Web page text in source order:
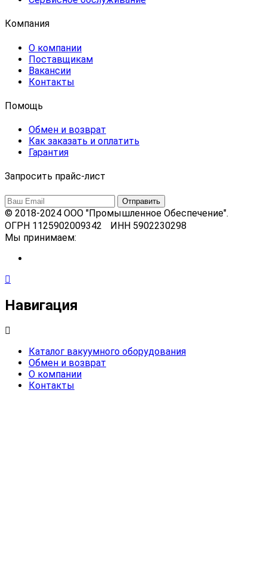
Компания
О компании
Поставщикам
Вакансии
Контакты
Помощь
Обмен и возврат
Как заказать и оплатить
Гарантия
Запросить прайс-лист
© 2018-2024 ООО "Промышленное Обеспечение".
ОГРН 1125902009342 ИНН 5902230298
Мы принимаем:
Навигация
Каталог вакуумного оборудования
Обмен и возврат
О компании
Контакты